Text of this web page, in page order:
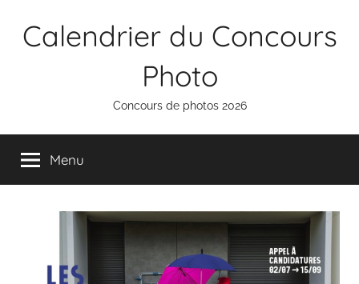
Calendrier du Concours
Photo
Concours de photos 2026
Menu